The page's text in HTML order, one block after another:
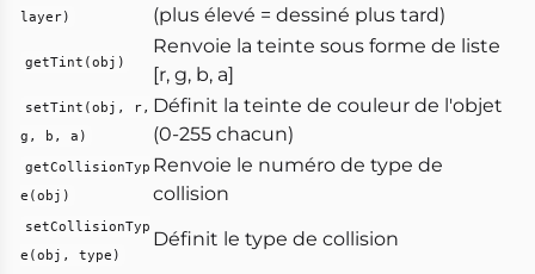
layer)
(plus élevé = dessiné plus tard)
getTint(obj)
Renvoie la teinte sous forme de liste
[r, g, b, a]
setTint(obj, r,
g, b, a)
Définit la teinte de couleur de l'objet
(0-255 chacun)
getCollisionTyp
e(obj)
Renvoie le numéro de type de
collision
setCollisionTyp
e(obj, type)
Définit le type de collision